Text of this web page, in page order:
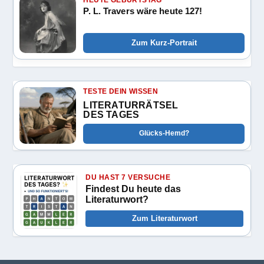
P. L. Travers wäre heute 127!
Zum Kurz-Portrait
TESTE DEIN WISSEN
LITERATURRÄTSEL
DES TAGES
Glücks-Hemd?
DU HAST 7 VERSUCHE
Findest Du heute das
Literaturwort?
Zum Literaturwort